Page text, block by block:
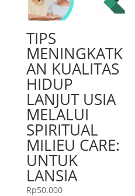
TIPS
MENINGKATK
AN KUALITAS
HIDUP
LANJUT USIA
MELALUI
SPIRITUAL
MILIEU CARE:
UNTUK
LANSIA
Rp50.000